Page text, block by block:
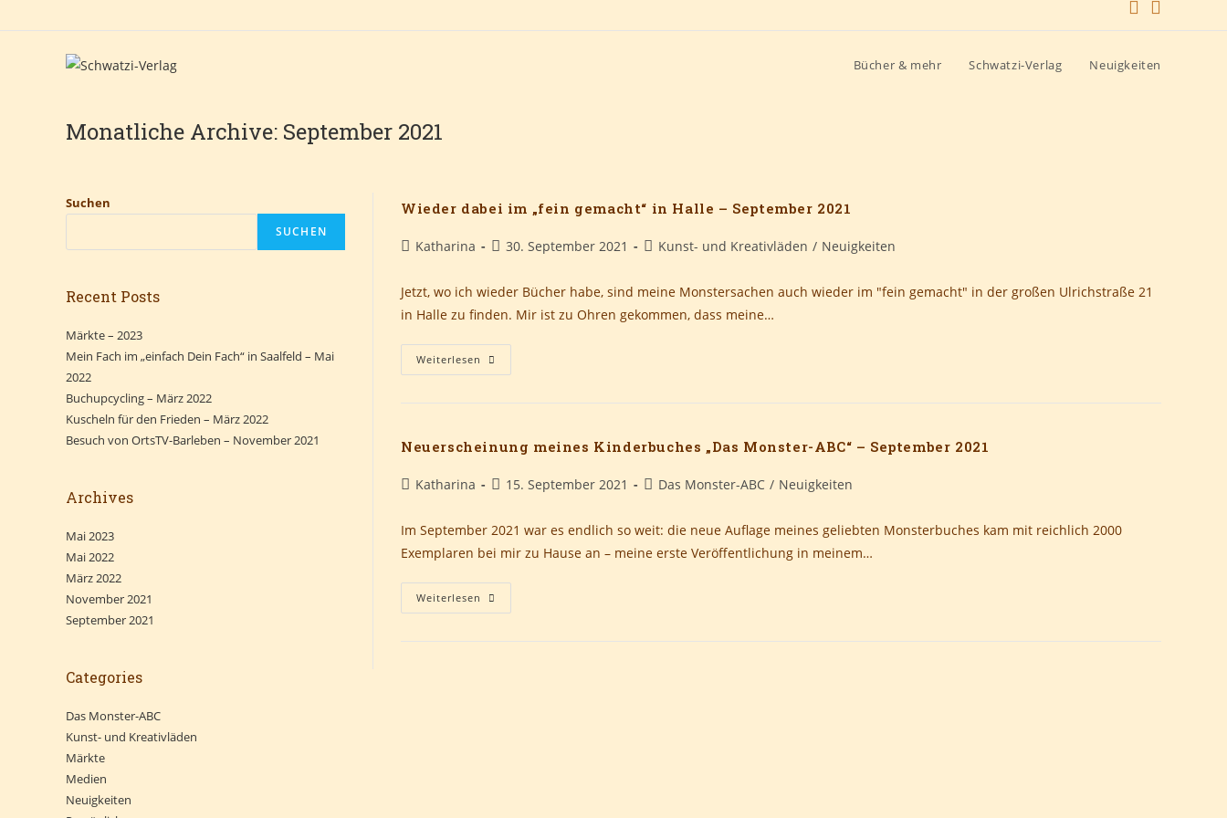
Inhalt
Bücher & mehr Schwatzi-Verlag Neuigkeiten
Monatliche Archive: September 2021
Suchen
SUCHEN
Recent Posts
Märkte – 2023
Mein Fach im „einfach Dein Fach“ in Saalfeld – Mai
2022
Buchupcycling – März 2022
Kuscheln für den Frieden – März 2022
Besuch von OrtsTV-Barleben – November 2021
Archives
Mai 2023
Mai 2022
März 2022
November 2021
September 2021
Categories
Das Monster-ABC
Kunst- und Kreativläden
Märkte
Medien
Neuigkeiten
Wieder dabei im „fein gemacht“ in Halle – September 2021
Beitrags-
Katharina
Beitrag
30. September 2021
Beitrags-
Kunst- und Kreativläden / Neuigkeiten
Jetzt, wo ich wieder Bücher habe, sind meine Monstersachen auch wieder im "fein gemacht" in der großen Ulrichstraße 21
in Halle zu finden. Mir ist zu Ohren gekommen, dass meine…
Weiterlesen Wieder
Dabei
–
2021
Neuerscheinung meines Kinderbuches „Das Monster-ABC“ – September 2021
Beitrags-
Katharina
Beitrag
15. September 2021
Beitrags-
Das Monster-ABC / Neuigkeiten
Im September 2021 war es endlich so weit: die neue Auflage meines geliebten Monsterbuches kam mit reichlich 2000
Exemplaren bei mir zu Hause an – meine erste Veröffentlichung in meinem…
Weiterlesen Neuerscheinung
Meines